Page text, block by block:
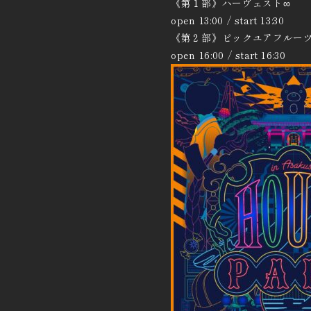
《第１部》ハーヴェスト∞
open 13:00 / start 13:30
《第２部》ピックユアフルー
open 16:00 / start 16:30